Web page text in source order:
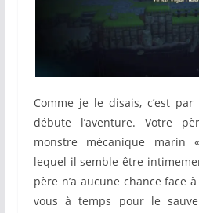
Comme je le disais, c’est
débute l’aventure. Votre
monstre mécanique marin
lequel il semble être
père n’a aucune chance face
vous à temps pour le